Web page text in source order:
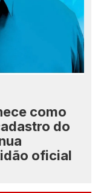
como
do
oficial